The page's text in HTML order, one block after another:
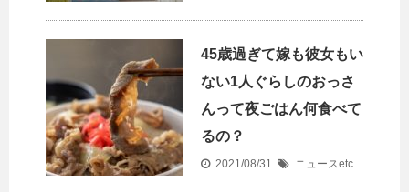
45歳過ぎて嫁も彼女もい
ない1人ぐらしのおっさ
んって夜ごはん何食べて
るの？
2021/08/31 ニュースetc